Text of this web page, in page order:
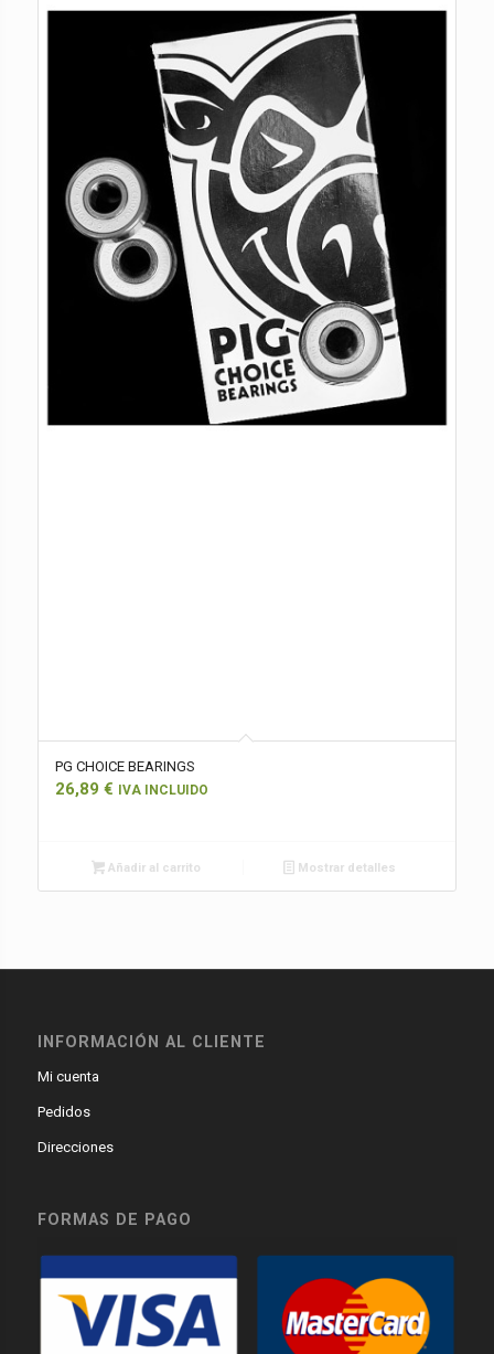
PG CHOICE BEARINGS
26,89 € IVA INCLUIDO
Añadir al carrito Mostrar detalles
INFORMACIÓN AL CLIENTE
Mi cuenta
Pedidos
Direcciones
FORMAS DE PAGO